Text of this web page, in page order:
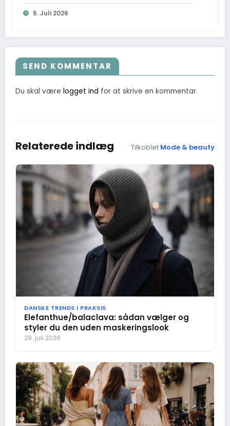
5. Juli 2026
SEND KOMMENTAR
Du skal være logget ind for at skrive en kommentar.
Relaterede indlæg Tilkoblet Mode & beauty
DANSKE TRENDS I PRAKSIS
Elefanthue/balaclava: sådan vælger og
styler du den uden maskeringslook
29. juli 2026